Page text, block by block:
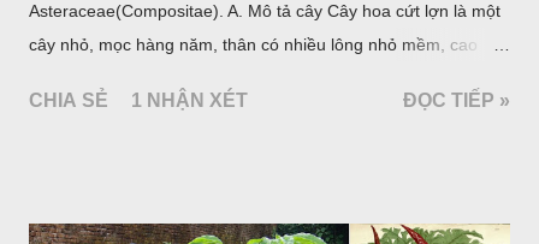
Asteraceae(Compositae). A. Mô tả cây Cây hoa cứt lợn là một
cây nhỏ, mọc hàng năm, thân có nhiều lông nhỏ mềm, cao
đối hình trứng hay 3 cạnh, dài 2-6cm, rộng 1-3cm, mép có
CHIA SẺ 1 NHẬN XÉT ĐỌC TIẾP »